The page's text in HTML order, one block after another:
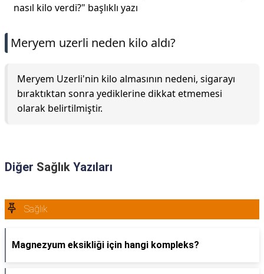
nasıl kilo verdi?" başlıklı yazı
Meryem uzerli neden kilo aldı?
Meryem Uzerli'nin kilo almasının nedeni, sigarayı
bıraktıktan sonra yediklerine dikkat etmemesi
olarak belirtilmiştir.
Diğer Sağlık Yazıları
Sağlık
Magnezyum eksikliği için hangi kompleks?